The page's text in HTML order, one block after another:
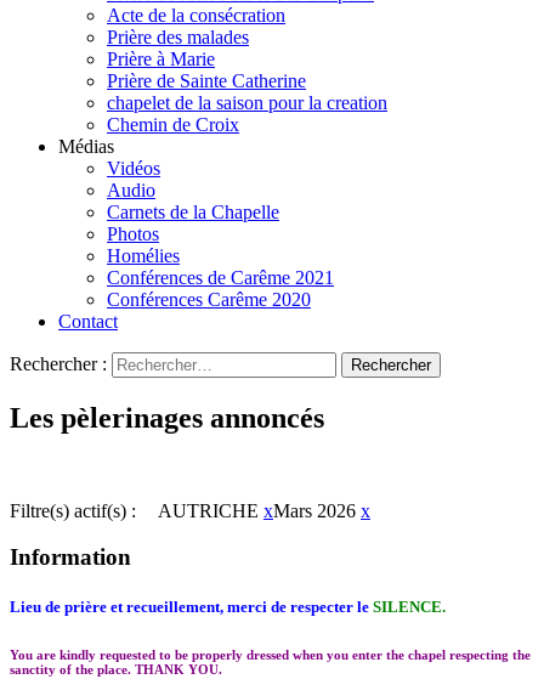
Acte de la consécration
Prière des malades
Prière à Marie
Prière de Sainte Catherine
chapelet de la saison pour la creation
Chemin de Croix
Médias
Vidéos
Audio
Carnets de la Chapelle
Photos
Homélies
Conférences de Carême 2021
Conférences Carême 2020
Contact
Rechercher :
Les pèlerinages annoncés
Filtre(s) actif(s) : AUTRICHE xMars 2026 x
Information
Lieu de prière et recueillement, merci de respecter le SILENCE.
You are kindly requested to be properly dressed when you enter the chapel respecting the
sanctity of the place. THANK YOU.